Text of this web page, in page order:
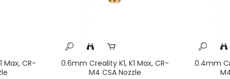
Max, CR-
0.6mm Creality K1, K1 Max, CR-
M4 CSA Nozzle
0.4mm